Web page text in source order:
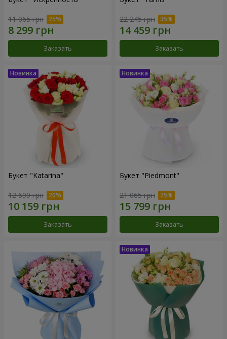
11 065 грн
Заказать
22 245 грн
Заказать
Букет "Katarina"
12 699 грн
Заказать
Букет "Piedmont"
21 065 грн
Заказать